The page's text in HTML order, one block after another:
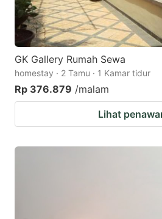
GK Gallery Rumah Sewa
homestay · 2 Tamu · 1 Kamar tidur
Rp 376.879 /malam
Lihat